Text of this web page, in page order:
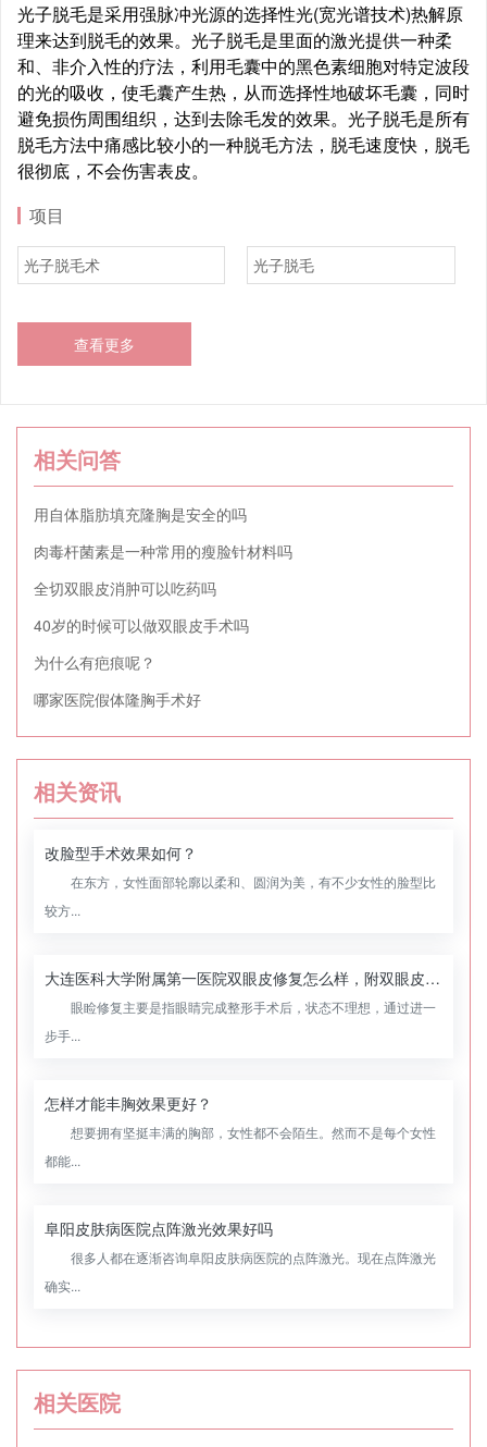
光子脱毛是采用强脉冲光源的选择性光(宽光谱技术)热解原
理来达到脱毛的效果。光子脱毛是里面的激光提供一种柔
和、非介入性的疗法，利用毛囊中的黑色素细胞对特定波段
的光的吸收，使毛囊产生热，从而选择性地破坏毛囊，同时
避免损伤周围组织，达到去除毛发的效果。光子脱毛是所有
脱毛方法中痛感比较小的一种脱毛方法，脱毛速度快，脱毛
很彻底，不会伤害表皮。
项目
光子脱毛术 光子脱毛
查看更多
相关问答
用自体脂肪填充隆胸是安全的吗
肉毒杆菌素是一种常用的瘦脸针材料吗
全切双眼皮消肿可以吃药吗
40岁的时候可以做双眼皮手术吗
为什么有疤痕呢？
哪家医院假体隆胸手术好
相关资讯
改脸型手术效果如何？
在东方，女性面部轮廓以柔和、圆润为美，有不少女性的脸型比
较方...
大连医科大学附属第一医院双眼皮修复怎么样，附双眼皮修复案例
眼睑修复主要是指眼睛完成整形手术后，状态不理想，通过进一
步手...
怎样才能丰胸效果更好？
想要拥有坚挺丰满的胸部，女性都不会陌生。然而不是每个女性
都能...
阜阳皮肤病医院点阵激光效果好吗
很多人都在逐渐咨询阜阳皮肤病医院的点阵激光。现在点阵激光
确实...
相关医院